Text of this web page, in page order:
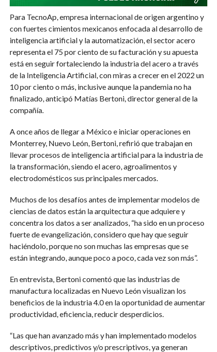
Para TecnoAp, empresa internacional de origen argentino y
con fuertes cimientos mexicanos enfocada al desarrollo de
inteligencia artificial y la automatización, el sector acero
representa el 75 por ciento de su facturación y su apuesta
está en seguir fortaleciendo la industria del acero a través
de la Inteligencia Artificial, con miras a crecer en el 2022 un
10 por ciento o más, inclusive aunque la pandemia no ha
finalizado, anticipó Matías Bertoni, director general de la
compañía.
A once años de llegar a México e iniciar operaciones en
Monterrey, Nuevo León, Bertoni, refirió que trabajan en
llevar procesos de inteligencia artificial para la industria de
la transformación, siendo el acero, agroalimentos y
electrodomésticos sus principales mercados.
Muchos de los desafíos antes de implementar modelos de
ciencias de datos están la arquitectura que adquiere y
concentra los datos a ser analizados, “ha sido en un proceso
fuerte de evangelización, considero que hay que seguir
haciéndolo, porque no son muchas las empresas que se
están integrando, aunque poco a poco, cada vez son más”.
En entrevista, Bertoni comentó que las industrias de
manufactura localizadas en Nuevo León visualizan los
beneficios de la industria 4.0 en la oportunidad de aumentar
productividad, eficiencia, reducir desperdicios.
“Las que han avanzado más y han implementado modelos
descriptivos, predictivos y/o prescriptivos, ya generan